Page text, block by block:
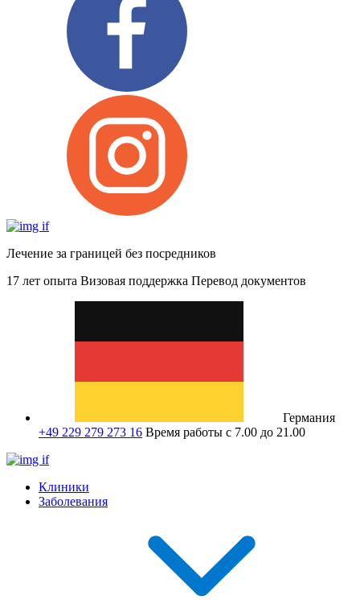
Лечение за границей без посредников
17 лет опыта Визовая поддержка Перевод документов
Германия
+49 229 279 273 16 Время работы с 7.00 до 21.00
Клиники
Заболевания